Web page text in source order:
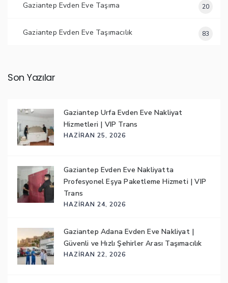
Gaziantep Evden Eve Taşıma 20
Gaziantep Evden Eve Taşımacılık 83
Son Yazılar
Gaziantep Urfa Evden Eve Nakliyat
Hizmetleri | VIP Trans
HAZIRAN 25, 2026
Gaziantep Evden Eve Nakliyatta
Profesyonel Eşya Paketleme Hizmeti | VIP
Trans
HAZIRAN 24, 2026
Gaziantep Adana Evden Eve Nakliyat |
Güvenli ve Hızlı Şehirler Arası Taşımacılık
HAZIRAN 22, 2026